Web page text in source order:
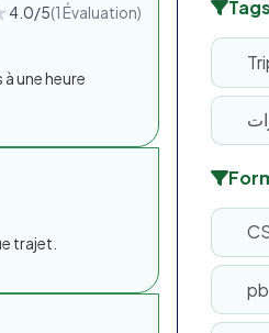
4.0/5(1 Évaluation)
une heure
trajet.
pb